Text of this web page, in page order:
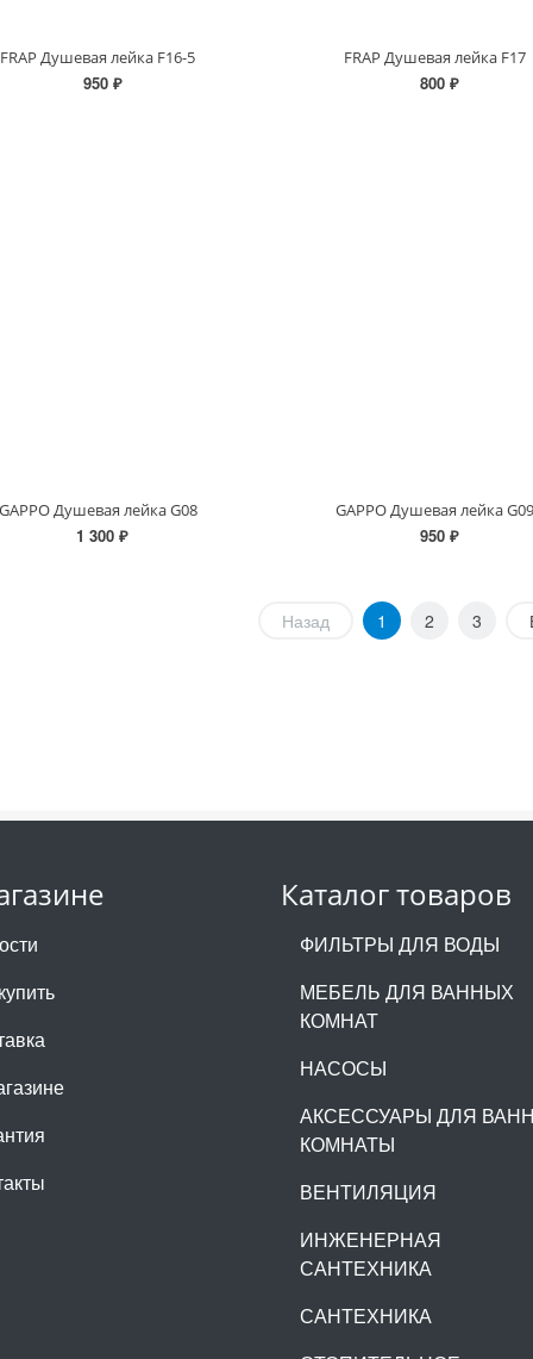
FRAP Душевая лейка F16-5
950 ₽
FRAP Душевая лейка F17
800 ₽
Душевая лейка G08
1 300 ₽
GAPPO Душевая лейка
950 ₽
Назад 1 2 3
Каталог товаров
ФИЛЬТРЫ ДЛЯ ВОДЫ
МЕБЕЛЬ ДЛЯ ВАННЫХ
КОМНАТ
НАСОСЫ
АКСЕССУАРЫ ДЛЯ
КОМНАТЫ
ВЕНТИЛЯЦИЯ
ИНЖЕНЕРНАЯ
САНТЕХНИКА
САНТЕХНИКА